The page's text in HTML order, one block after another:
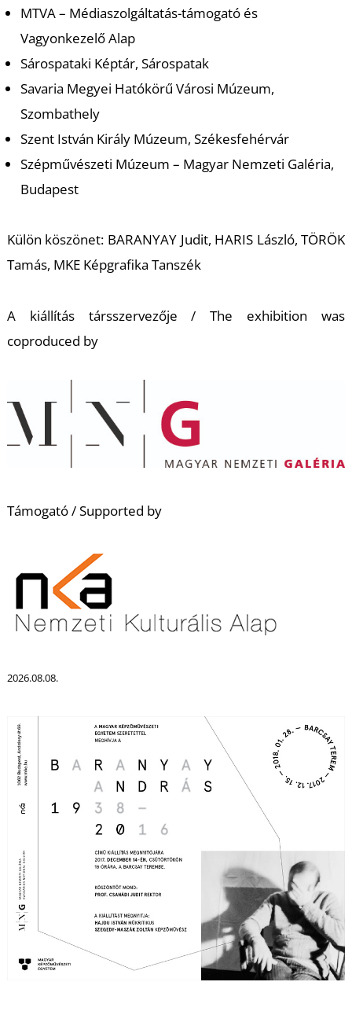
MTVA – Médiaszolgáltatás-támogató és
Vagyonkezelő Alap
Sárospataki Képtár, Sárospatak
Savaria Megyei Hatókörű Városi Múzeum,
Szombathely
Szent István Király Múzeum, Székesfehérvár
Szépművészeti Múzeum – Magyar Nemzeti Galéria,
Budapest
Külön köszönet: BARANYAY Judit, HARIS László, TÖRÖK
Tamás, MKE Képgrafika Tanszék
A kiállítás társszervezője /The exhibition was
coproduced by
Támogató /Supported by
2026.08.08.